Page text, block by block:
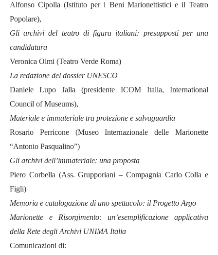
Alfonso Cipolla (Istituto per i Beni Marionettistici e il Teatro
Popolare),
Gli archivi del teatro di figura italiani: presupposti per una
candidatura
Veronica Olmi (Teatro Verde Roma)
La redazione del dossier UNESCO
Daniele Lupo Jalla (presidente ICOM Italia, International
Council of Museums),
Materiale e immateriale tra protezione e salvaguardia
Rosario Perricone (Museo Internazionale delle Marionette
“Antonio Pasqualino”)
Gli archivi dell’immateriale: una proposta
Piero Corbella (Ass. Grupporiani – Compagnia Carlo Colla e
Figli)
Memoria e catalogazione di uno spettacolo: il Progetto Argo
Marionette e Risorgimento: un’esemplificazione applicativa
della Rete degli Archivi UNIMA Italia
Comunicazioni di: